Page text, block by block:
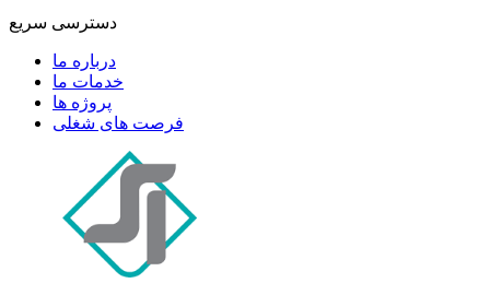
دسترسی سریع
درباره ما
خدمات ما
پروژه ها
فرصت های شغلی